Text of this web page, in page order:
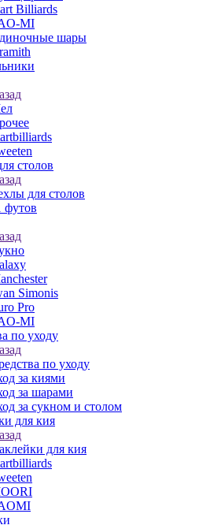
Billiards
MI
шары
столов
для столов
футов
Simonis
Pro
MI
по уходу
по уходу
за киями
за шарами
за сукном и столом
для кия
для кия